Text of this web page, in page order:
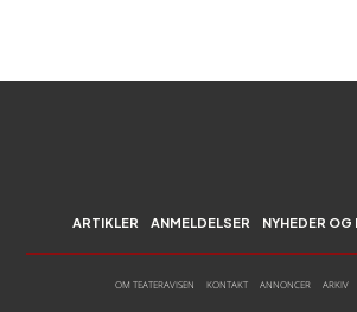
ARTIKLER ANMELDELSER NYHEDER OG
OM TEATERAVISEN KONTAKT ANNONCER ARKIV